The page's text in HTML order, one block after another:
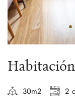
30m2 2